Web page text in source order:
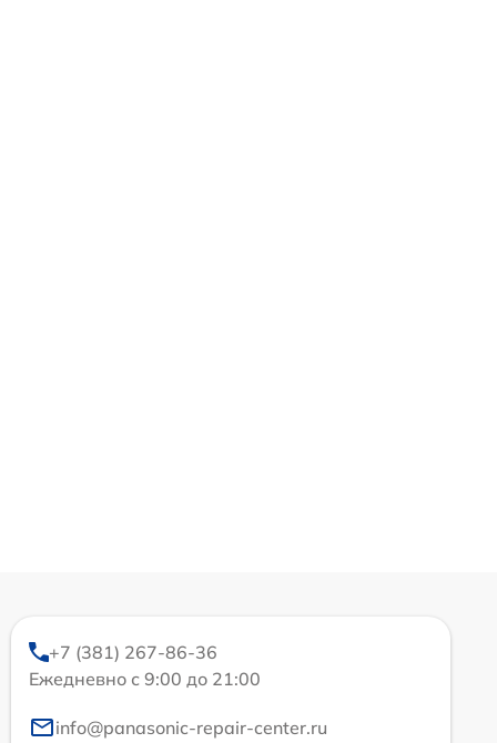
+7 (381) 267-86-36
Ежедневно с 9:00 до 21:00
info@panasonic-repair-center.ru